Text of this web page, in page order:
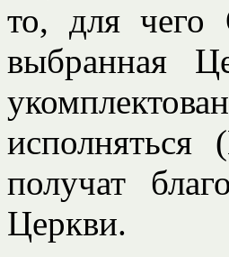
то, для
выбранная
получат
Церкви.